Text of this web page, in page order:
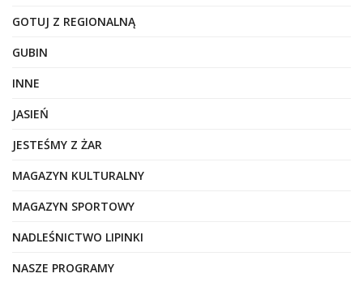
GOTUJ Z REGIONALNĄ
GUBIN
INNE
JASIEŃ
JESTEŚMY Z ŻAR
MAGAZYN KULTURALNY
MAGAZYN SPORTOWY
NADLEŚNICTWO LIPINKI
NASZE PROGRAMY